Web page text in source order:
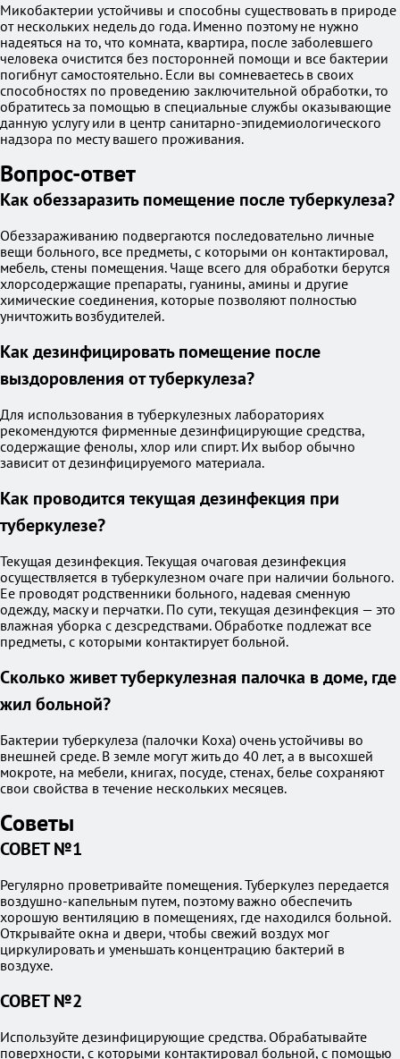
Микобактерии устойчивы и способны существовать в природе
от нескольких недель до года. Именно поэтому не нужно
надеяться на то, что комната, квартира, после заболевшего
человека очистится без посторонней помощи и все бактерии
погибнут самостоятельно. Если вы сомневаетесь в своих
способностях по проведению заключительной обработки, то
обратитесь за помощью в специальные службы оказывающие
данную услугу или в центр санитарно-эпидемиологического
надзора по месту вашего проживания.
Вопрос-ответ
Как обеззаразить помещение после туберкулеза?
Обеззараживанию подвергаются последовательно личные
вещи больного, все предметы, с которыми он контактировал,
мебель, стены помещения. Чаще всего для обработки берутся
хлорсодержащие препараты, гуанины, амины и другие
химические соединения, которые позволяют полностью
уничтожить возбудителей.
Как дезинфицировать помещение после
выздоровления от туберкулеза?
Для использования в туберкулезных лабораториях
рекомендуются фирменные дезинфицирующие средства,
содержащие фенолы, хлор или спирт. Их выбор обычно
зависит от дезинфицируемого материала.
Как проводится текущая дезинфекция при
туберкулезе?
Текущая дезинфекция. Текущая очаговая дезинфекция
осуществляется в туберкулезном очаге при наличии больного.
Ее проводят родственники больного, надевая сменную
одежду, маску и перчатки. По сути, текущая дезинфекция — это
влажная уборка с дезсредствами. Обработке подлежат все
предметы, с которыми контактирует больной.
Сколько живет туберкулезная палочка в доме, где
жил больной?
Бактерии туберкулеза (палочки Коха) очень устойчивы во
внешней среде. В земле могут жить до 40 лет, а в высохшей
мокроте, на мебели, книгах, посуде, стенах, белье сохраняют
свои свойства в течение нескольких месяцев.
Советы
СОВЕТ №1
Регулярно проветривайте помещения. Туберкулез передается
воздушно-капельным путем, поэтому важно обеспечить
хорошую вентиляцию в помещениях, где находился больной.
Открывайте окна и двери, чтобы свежий воздух мог
циркулировать и уменьшать концентрацию бактерий в
воздухе.
СОВЕТ №2
Используйте дезинфицирующие средства. Обрабатывайте
поверхности, с которыми контактировал больной, с помощью